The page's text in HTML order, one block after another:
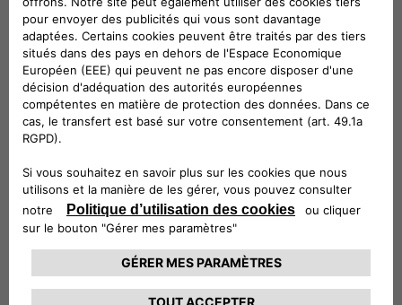
En combinant notre expertise en matière de services
d'installation de haute qualité avec leurs produits de
charge, ce partenariat accélérera l'adoption de la
mobilité électrique en France. Ensemble, nous rendons
le transport plus accessible et mieux adapté sur
l’ensemble du territoire »,a déclaré Éric Plantive, Directeur
d'IZI by EDF
« Nous sommes ravis de nous associer à IZI by EDF, un
leader reconnu dans les services d'installation, pour
élargir l'accès à nos solutions de recharge en France », a
commenté Mathilde Lheureux, PDG de Free2move
eSolutions. « Cette collaboration reflète notre
engagement à rendre la recharge des Véhicules
Electriques simple et accessible à nos clients, en